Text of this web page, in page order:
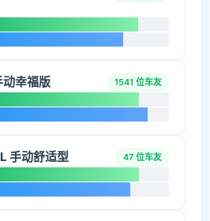
动幸福版 1541 位车友
手动舒适型 47 位车友